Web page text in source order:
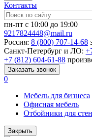
Контакты
пн-пт с 10:00 до 19:00
9217824448@mail.ru
Россия: 8 (800) 707-14-68
Санкт-Петербург и ЛО:
+7 (812) 604-61-88
Заказать звонок
0
Мебель для бизнеса
Офисная мебель
Отбойники для стен
Закрыть